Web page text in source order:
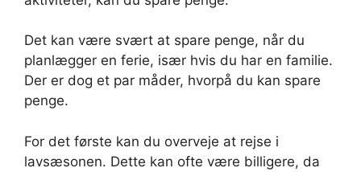
Det kan være svært at spare penge, når du
planlægger en ferie, især hvis du har en familie.
Der er dog et par måder, hvorpå du kan spare
penge.
For det første kan du overveje at rejse i
lavsæsonen. Dette kan ofte være billigere, da